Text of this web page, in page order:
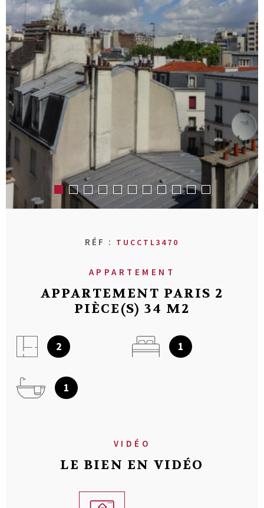
AVIS CLIENT
MON
CONTACT
RÉF : TUCCTL3470
APPARTEMENT
APPARTEMENT PARIS 2
PIÈCE(S) 34 M2
2 1
1
VIDÉO
LE BIEN EN VIDÉO
RECHERCHER